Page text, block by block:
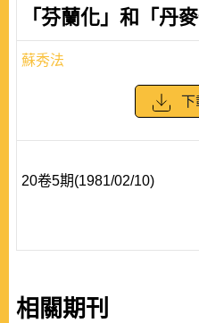
「芬蘭化」和「丹
蘇秀法
下
20卷5期(1981/02/10)
相關期刊